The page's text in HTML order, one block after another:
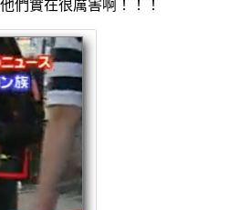
們實在很厲害啊！！！